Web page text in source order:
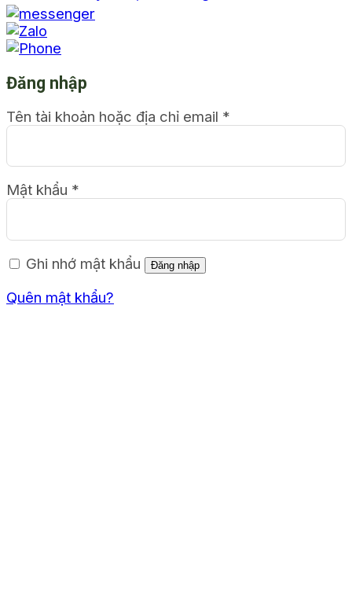
Đăng nhập
Tên tài khoản hoặc địa chỉ email *
Mật khẩu *
Ghi nhớ mật khẩu Đăng nhập
Quên mật khẩu?